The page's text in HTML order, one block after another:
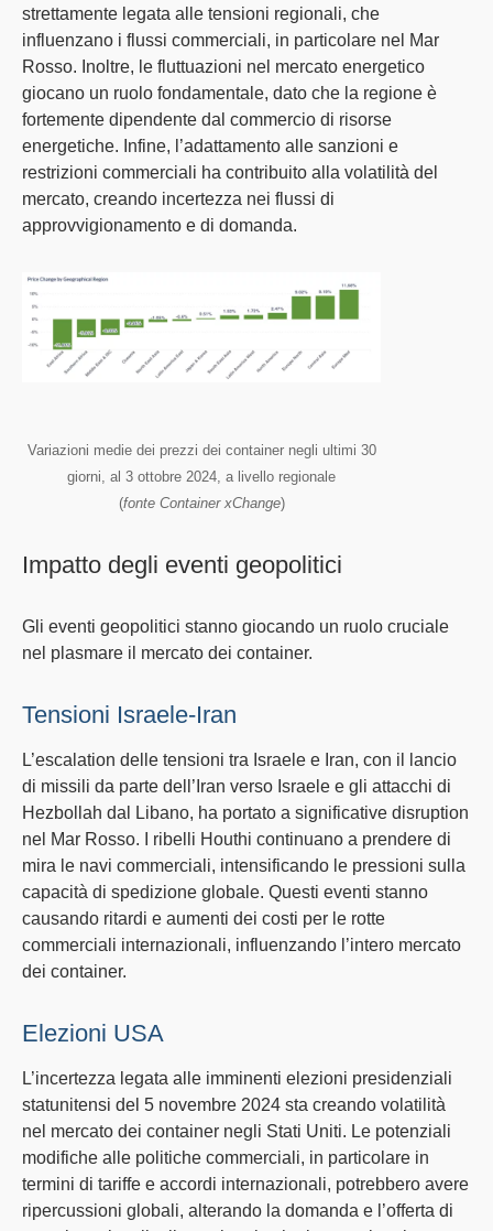
strettamente legata alle tensioni regionali, che
influenzano i flussi commerciali, in particolare nel Mar
Rosso. Inoltre, le fluttuazioni nel mercato energetico
giocano un ruolo fondamentale, dato che la regione è
fortemente dipendente dal commercio di risorse
energetiche. Infine, l’adattamento alle sanzioni e
restrizioni commerciali ha contribuito alla volatilità del
mercato, creando incertezza nei flussi di
approvvigionamento e di domanda.
Variazioni medie dei prezzi dei container negli ultimi 30
giorni, al 3 ottobre 2024, a livello regionale
(fonte Container xChange)
Impatto degli eventi geopolitici
Gli eventi geopolitici stanno giocando un ruolo cruciale
nel plasmare il mercato dei container.
Tensioni Israele-Iran
L’escalation delle tensioni tra Israele e Iran, con il lancio
di missili da parte dell’Iran verso Israele e gli attacchi di
Hezbollah dal Libano, ha portato a significative disruption
nel Mar Rosso. I ribelli Houthi continuano a prendere di
mira le navi commerciali, intensificando le pressioni sulla
capacità di spedizione globale. Questi eventi stanno
causando ritardi e aumenti dei costi per le rotte
commerciali internazionali, influenzando l’intero mercato
dei container.
Elezioni USA
L’incertezza legata alle imminenti elezioni presidenziali
statunitensi del 5 novembre 2024 sta creando volatilità
nel mercato dei container negli Stati Uniti. Le potenziali
modifiche alle politiche commerciali, in particolare in
termini di tariffe e accordi internazionali, potrebbero avere
ripercussioni globali, alterando la domanda e l’offerta di